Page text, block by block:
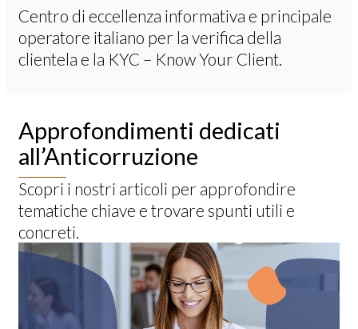
Centro di eccellenza informativa e principale
operatore italiano per la verifica della
clientela e la KYC – Know Your Client.
Approfondimenti dedicati
all’Anticorruzione
Scopri i nostri articoli per approfondire
tematiche chiave e trovare spunti utili e
concreti.